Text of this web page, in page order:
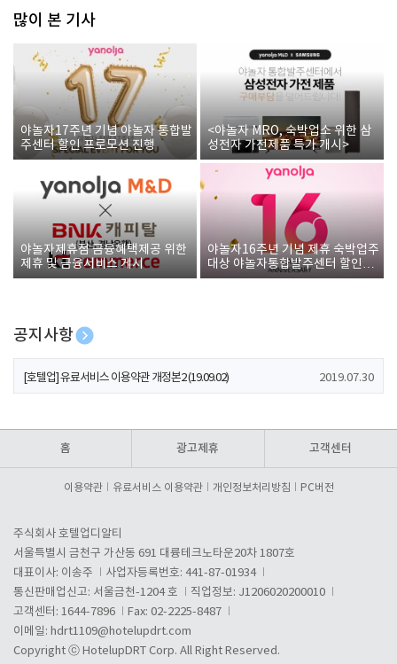
많이 본 기사
야놀자17주년 기념 야놀자 통합발
주센터 할인 프로모션 진행
<야놀자 MRO, 숙박업소 위한 삼
성전자 가전제품 특가 개시>
야놀자제휴점 금융혜택제공 위한
제휴 및 금융서비스 게시
야놀자16주년 기념 제휴 숙박업주
대상 야놀자통합발주센터 할인쿠
폰 증정
공지사항
[호텔업] 개인정보 처리방침 개정본1 (19.09.02)
[호텔업] 유료서비스 이용약관 개정본2 (19.09.02) 2019.07.30
홈 광고제휴 고객센터
이용약관 유료서비스 이용약관 개인정보처리방침 PC버전
주식회사 호텔업디알티
서울특별시 금천구 가산동 691 대륭테크노타운20차 1807호
대표이사: 이송주
사업자등록번호: 441-87-01934
통신판매업신고: 서울금천-1204 호
직업정보: J1206020200010
고객센터: 1644-7896
Fax: 02-2225-8487
이메일: hdrt1109@hotelupdrt.com
Copyright ⓒ HotelupDRT Corp. All Right Reserved.